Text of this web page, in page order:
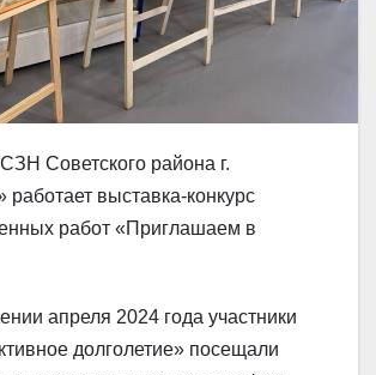
Советского района г.
работает выставка-конкурс
работ «Приглашаем в
апреля 2024 года участники
долголетие» посещали